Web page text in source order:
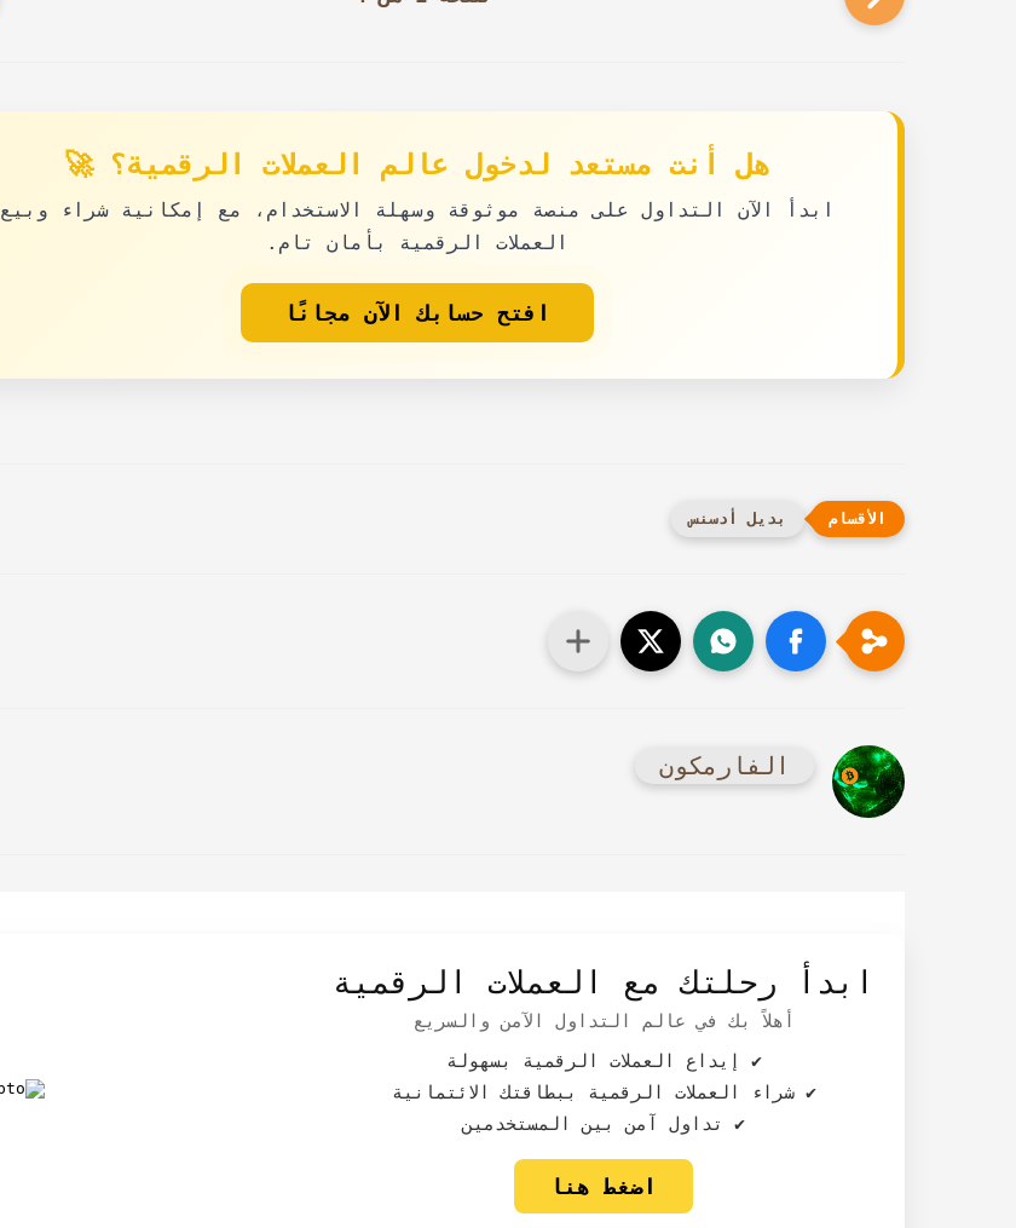
هل أنت مستعد لدخول عالم العملات الرقمية؟ 🚀
ابدأ الآن التداول على منصة موثوقة وسهلة الاستخدام، مع إمكانية شراء وبيع
العملات الرقمية بأمان تام.
افتح حسابك الآن مجانًا
بديل أدسنس
الفارمكون
ابدأ رحلتك مع العملات الرقمية
أهلاً بك في عالم التداول الآمن والسريع
✔️ إيداع العملات الرقمية بسهولة
✔️ شراء العملات الرقمية ببطاقتك الائتمانية
✔️ تداول آمن بين المستخدمين
اضغط هنا